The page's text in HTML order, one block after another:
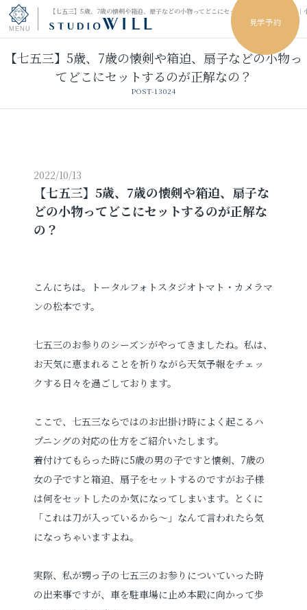
【七五三】5歳、7歳の懐剣や箱迫、扇子などの小物ってどこにセットするのが正解なの？
見学予約
トップページ
ウェディングフォト
振袖レンタル 卒業袴レンタル
その他の撮影
証明写真 シニア・還暦写真
見学予約
【七五三】5歳、7歳の懐剣や箱迫、扇子などの小物っ
てどこにセットするのが正解なの？
POST-13024
2022/10/13
【七五三】5歳、7歳の懐剣や箱迫、扇子な
どの小物ってどこにセットするのが正解な
の？
こんにちは。トータルフォトスタジオトマト・カメラマ
ンの松本です。
七五三のお参りのシーズンがやってきましたね。私は、
お天気に恵まれることを祈りながら天気予報をチェッ
クする日々を過ごしております。
ここで、七五三ならではのお出掛け時によく起こるハ
プニングの対応の仕方をご紹介いたします。
着付けてもらった時に5歳の男の子ですと懐剣、7歳の
女の子ですと箱迫、扇子をセットするのですがお子様
は何をセットしたのか気になってしまいます。とくに
「これは刀が入っているから～」なんて言われたら気
になっちゃいますよね。
実際、私が甥っ子の七五三のお参りについていった時
の出来事ですが、車を駐車場に止め本殿に向かって歩